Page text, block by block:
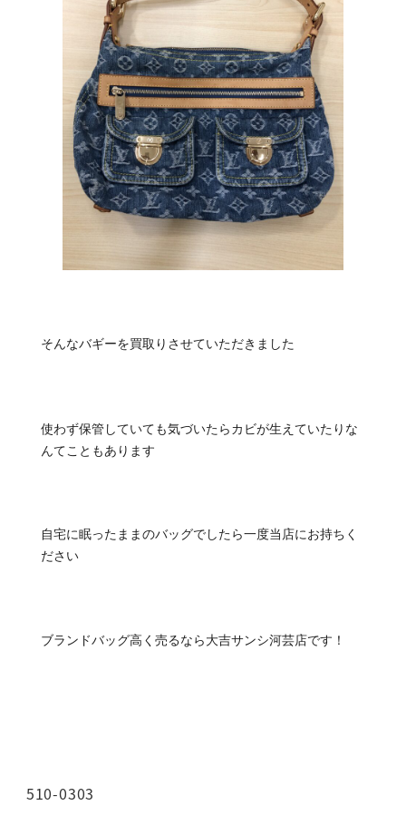
そんなバギーを買取りさせていただきました
使わず保管していても気づいたらカビが生えていたりな
んてこともあります
自宅に眠ったままのバッグでしたら一度当店にお持ちく
ださい
ブランドバッグ高く売るなら大吉サンシ河芸店です！
510-0303